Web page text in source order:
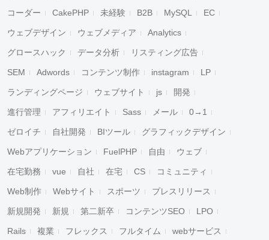
コーダー CakePHP 未経験 B2B MySQL EC
ウェブデザイン ウェブメディア Analytics
グロースハック データ分析 リスティング広告
SEM Adwords コンテンツ制作 instagram LP
ランディングページ ウェブサイト js 開発
進行管理 アフィリエイト Sass メール 0→1
ゼロイチ 自社開発 BIツール グラフィックデザイン
Webアプリケーション FuelPHP 自由 ウェブ
在宅勤務 vue 自社 在宅 CS コミュニティ
Web制作 Webサイト スポーツ プレスリリース
新規開発 新規 第二新卒 コンテンツSEO LPO
Rails 複業 フレックス フルタイム webサービス